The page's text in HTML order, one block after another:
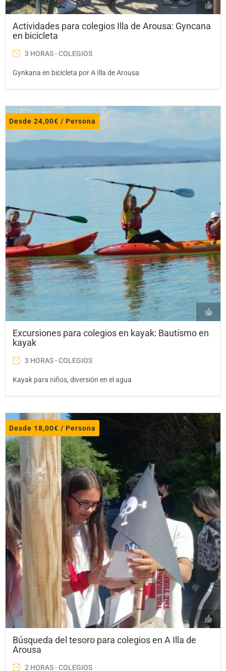
Actividades para colegios Illa de Arousa: Gyncana
en bicicleta
3 HORAS - COLEGIOS
Gynkana en bicicleta por A Illa de Arousa
Desde 24,00€ / Persona
Excursiones para colegios en kayak: Bautismo en
kayak
3 HORAS - COLEGIOS
Kayak para niños, diversión en el agua
Desde 18,00€ / Persona
Búsqueda del tesoro para colegios en A Illa de
Arousa
2 HORAS - COLEGIOS